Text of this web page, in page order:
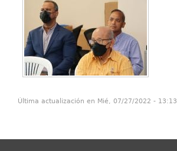
Última actualización en Mié, 07/27/2022 - 13:13